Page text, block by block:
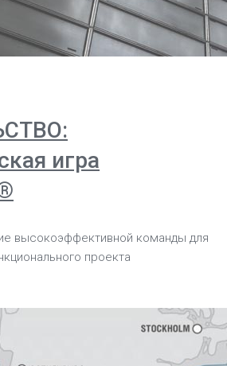
игра
высокоэффективной команды для
проекта